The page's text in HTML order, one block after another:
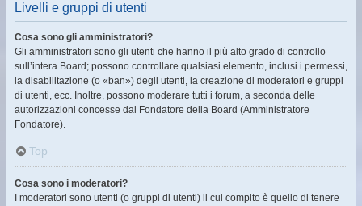
Livelli e gruppi di utenti
Cosa sono gli amministratori?
Gli amministratori sono gli utenti che hanno il più alto grado di controllo
sull’intera Board; possono controllare qualsiasi elemento, inclusi i permessi,
la disabilitazione (o «ban») degli utenti, la creazione di moderatori e gruppi
di utenti, ecc. Inoltre, possono moderare tutti i forum, a seconda delle
autorizzazioni concesse dal Fondatore della Board (Amministratore
Fondatore).
Top
Cosa sono i moderatori?
I moderatori sono utenti (o gruppi di utenti) il cui compito è quello di tenere